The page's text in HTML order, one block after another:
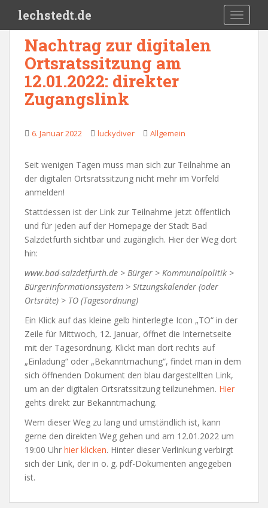
lechstedt.de
Nachtrag zur digitalen
Ortsratssitzung am
12.01.2022: direkter
Zugangslink
6. Januar 2022 luckydiver Allgemein
Seit wenigen Tagen muss man sich zur Teilnahme an
der digitalen Ortsratssitzung nicht mehr im Vorfeld
anmelden!
Stattdessen ist der Link zur Teilnahme jetzt öffentlich
und für jeden auf der Homepage der Stadt Bad
Salzdetfurth sichtbar und zugänglich. Hier der Weg dort
hin:
www.bad-salzdetfurth.de > Bürger > Kommunalpolitik >
Bürgerinformationssystem > Sitzungskalender (oder
Ortsräte) > TO (Tagesordnung)
Ein Klick auf das kleine gelb hinterlegte Icon „TO“ in der
Zeile für Mittwoch, 12. Januar, öffnet die Internetseite
mit der Tagesordnung. Klickt man dort rechts auf
„Einladung“ oder „Bekanntmachung“, findet man in dem
sich öffnenden Dokument den blau dargestellten Link,
um an der digitalen Ortsratssitzung teilzunehmen. Hier
gehts direkt zur Bekanntmachung.
Wem dieser Weg zu lang und umständlich ist, kann
gerne den direkten Weg gehen und am 12.01.2022 um
19:00 Uhr hier klicken. Hinter dieser Verlinkung verbirgt
sich der Link, der in o. g. pdf-Dokumenten angegeben
ist.